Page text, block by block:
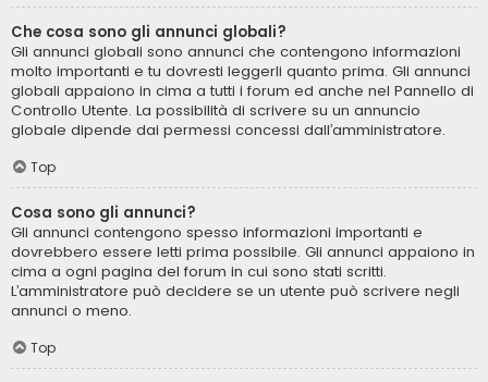
Che cosa sono gli annunci globali?
Gli annunci globali sono annunci che contengono informazioni
molto importanti e tu dovresti leggerli quanto prima. Gli annunci
globali appaiono in cima a tutti i forum ed anche nel Pannello di
Controllo Utente. La possibilità di scrivere su un annuncio
globale dipende dai permessi concessi dall’amministratore.
Top
Cosa sono gli annunci?
Gli annunci contengono spesso informazioni importanti e
dovrebbero essere letti prima possibile. Gli annunci appaiono in
cima a ogni pagina del forum in cui sono stati scritti.
L’amministratore può decidere se un utente può scrivere negli
annunci o meno.
Top